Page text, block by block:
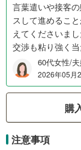
言葉遣いや接客
スして進めるこ
えてくださいま
交渉も粘り強く当
60代女性/
2026年05月
購
注意事項